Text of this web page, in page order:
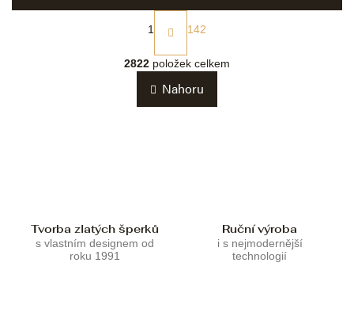
v
l
á
d
S
á
n
k
1 142
2822 položek celkem
Nahoru
Tvorba zlatých šperků
s vlastním designem od
roku 1991
Ruční výroba
i s nejmodernější
technologií